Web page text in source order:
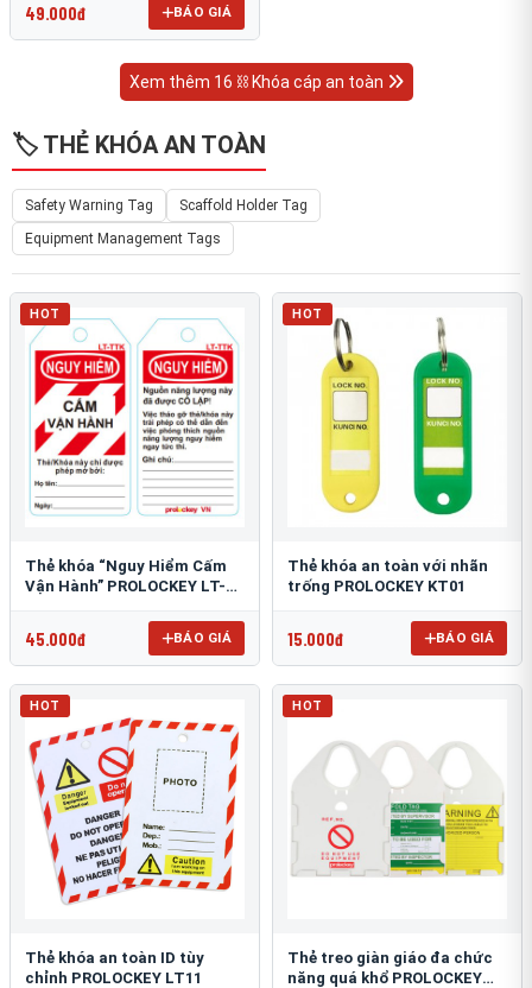
49.000đ BÁO GIÁ
Xem thêm 16 ⛓ Khóa cáp an toàn
🏷️ THẺ KHÓA AN TOÀN
Safety Warning Tag
Scaffold Holder Tag
Equipment Management Tags
HOT
Thẻ khóa “Nguy Hiểm Cấm
Vận Hành” PROLOCKEY LT-
45.000đ BÁO GIÁ
HOT
Thẻ khóa an toàn với nhãn
trống PROLOCKEY KT01
15.000đ BÁO GIÁ
HOT
Thẻ khóa an toàn ID tùy
chỉnh PROLOCKEY LT11
HOT
Thẻ treo giàn giáo đa chức
năng quá khổ PROLOCKEY